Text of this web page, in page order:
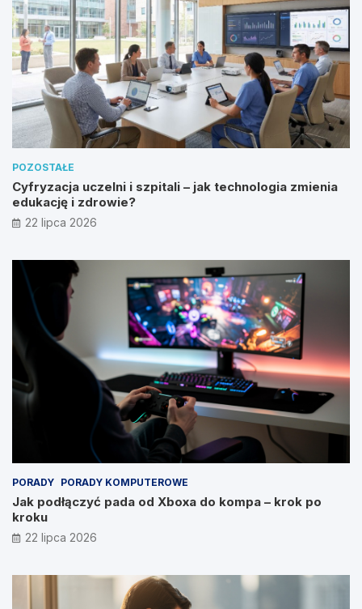
POZOSTAŁE
Cyfryzacja uczelni i szpitali – jak technologia zmienia
edukację i zdrowie?
22 lipca 2026
PORADY PORADY KOMPUTEROWE
Jak podłączyć pada od Xboxa do kompa – krok po
kroku
22 lipca 2026